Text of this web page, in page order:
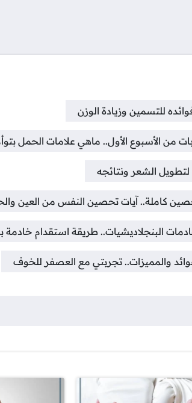
للتسمين وزيادة الوزن
من الأسبوع الأول.. ماهي علامات الحمل
الشعر ونتائجه
كاملة.. آيات تحصين النفس من العين
البنجلاديشيات.. طريقة استقدام خادمة
والمميزات.. تجربتي مع العصفر للخوف